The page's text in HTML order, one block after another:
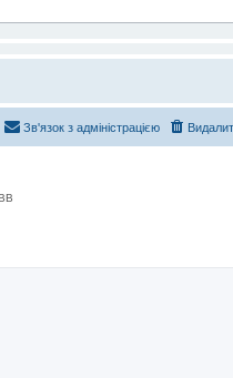
Зв'язок з адміністрацією